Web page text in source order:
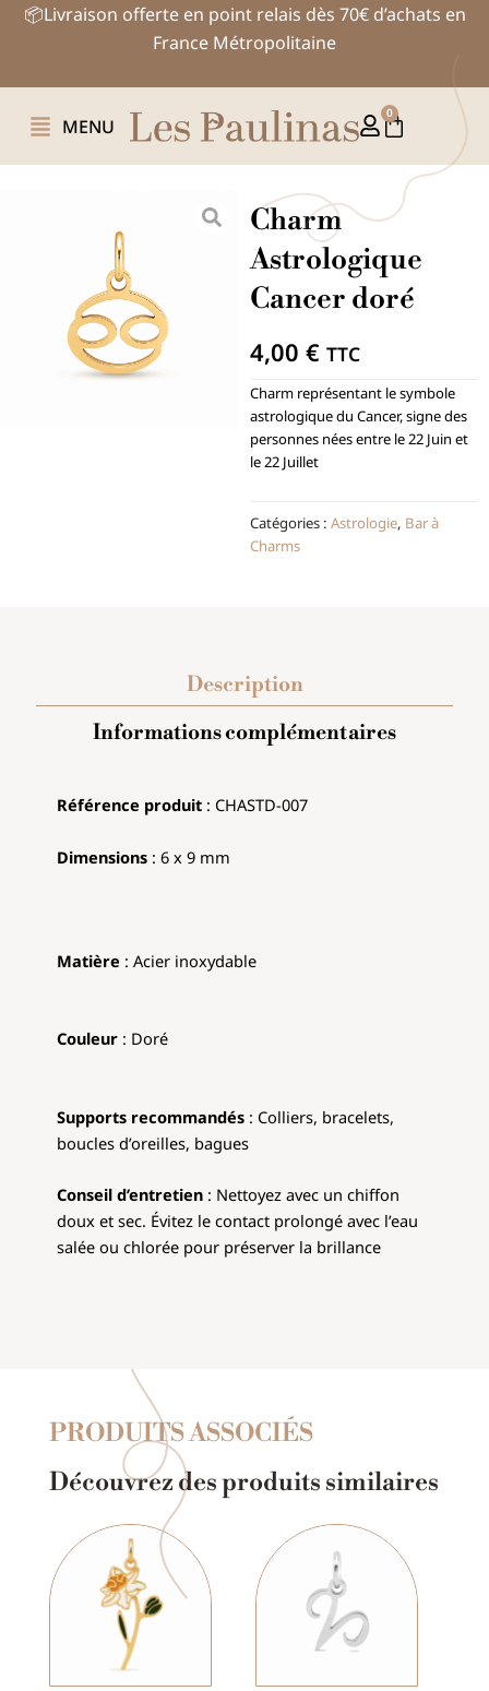
Aller📦Livraison offerte en point relais dès 70€ d’achats en
France Métropolitaine
MENU
0
Panier
Charm
Astrologique
Cancer doré
4,00 € TTC
Charm représentant le symbole
astrologique du Cancer, signe des
personnes nées entre le 22 Juin et
le 22 Juillet
Catégories : Astrologie, Bar à
Charms
Description
Informations complémentaires
Référence produit : CHASTD-007
Dimensions : 6 x 9 mm
Matière : Acier inoxydable
Couleur : Doré
Supports recommandés : Colliers, bracelets,
boucles d’oreilles, bagues
Conseil d’entretien : Nettoyez avec un chiffon
doux et sec. Évitez le contact prolongé avec l’eau
salée ou chlorée pour préserver la brillance
PRODUITS ASSOCIÉS
Découvrez des produits similaires